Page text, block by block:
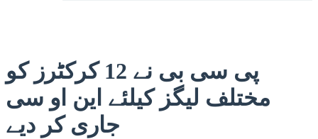
پی سی بی نے 12 کرکٹرز کو
مختلف لیگز کیلئے این او سی
جاری کر دیے